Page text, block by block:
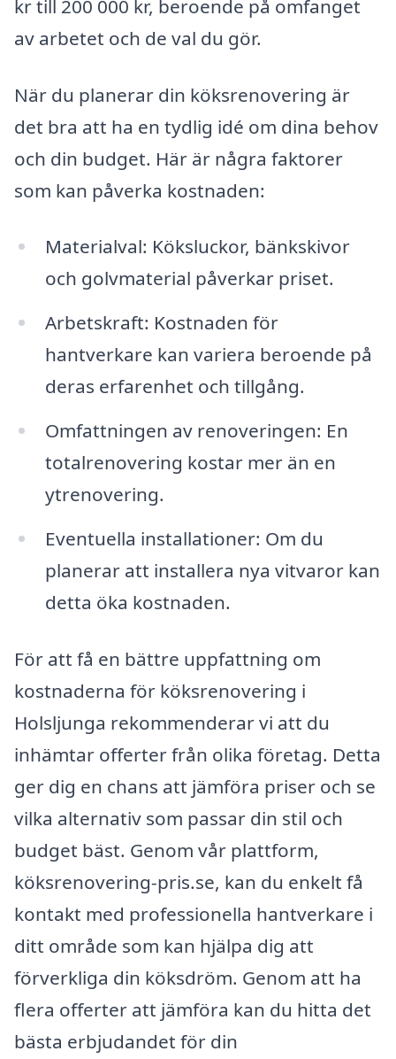
kr till 200 000 kr, beroende på omfanget
av arbetet och de val du gör.
När du planerar din köksrenovering är
det bra att ha en tydlig idé om dina behov
och din budget. Här är några faktorer
som kan påverka kostnaden:
Materialval: Köksluckor, bänkskivor
och golvmaterial påverkar priset.
Arbetskraft: Kostnaden för
hantverkare kan variera beroende på
deras erfarenhet och tillgång.
Omfattningen av renoveringen: En
totalrenovering kostar mer än en
ytrenovering.
Eventuella installationer: Om du
planerar att installera nya vitvaror kan
detta öka kostnaden.
För att få en bättre uppfattning om
kostnaderna för köksrenovering i
Holsljunga rekommenderar vi att du
inhämtar offerter från olika företag. Detta
ger dig en chans att jämföra priser och se
vilka alternativ som passar din stil och
budget bäst. Genom vår plattform,
köksrenovering-pris.se, kan du enkelt få
kontakt med professionella hantverkare i
ditt område som kan hjälpa dig att
förverkliga din köksdröm. Genom att ha
flera offerter att jämföra kan du hitta det
bästa erbjudandet för din